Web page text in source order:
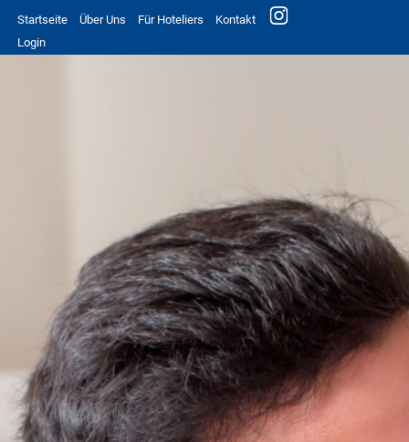
Startseite Über Uns Für Hoteliers
Kontakt
Login